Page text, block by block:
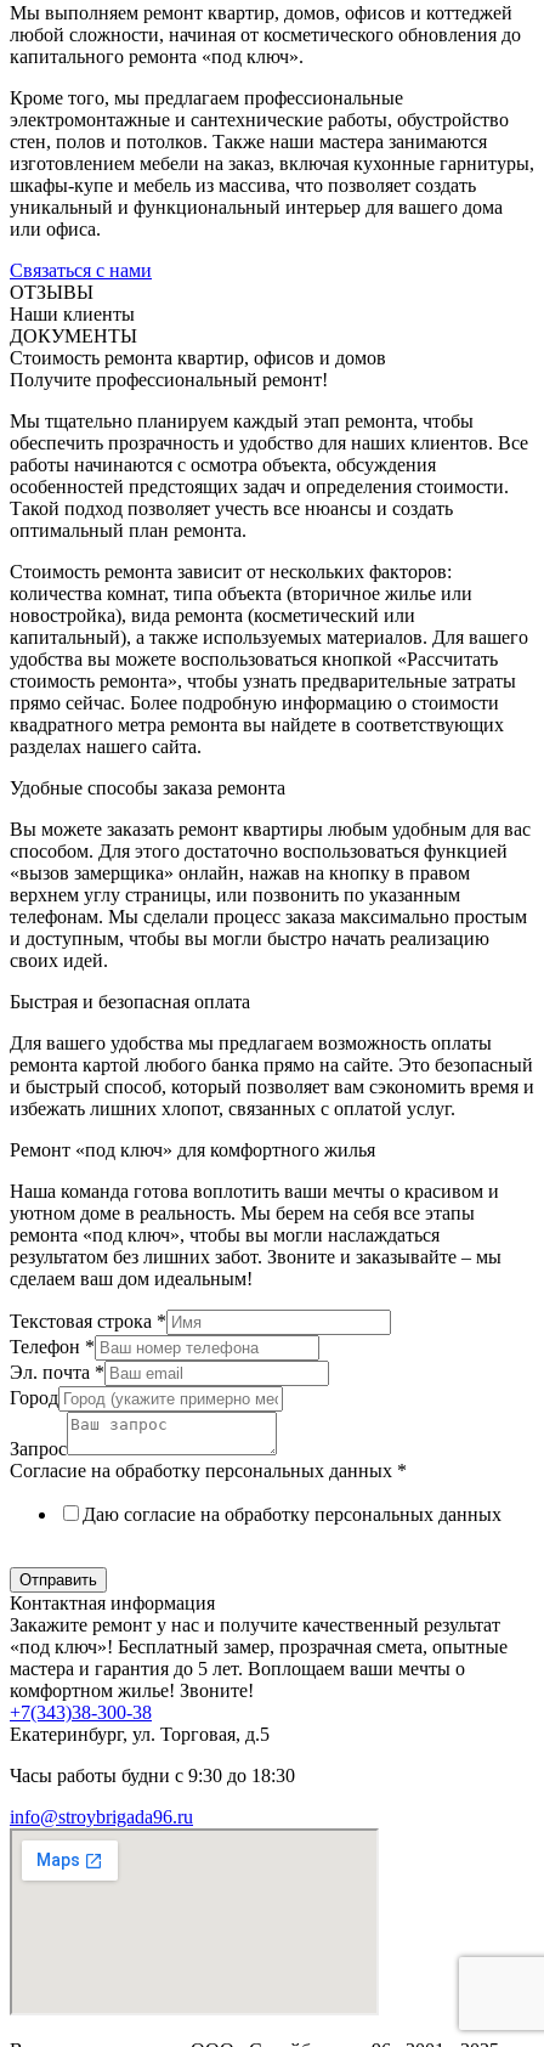
Мы выполняем ремонт квартир, домов, офисов и коттеджей
любой сложности, начиная от косметического обновления до
капитального ремонта «под ключ».
Кроме того, мы предлагаем профессиональные
электромонтажные и сантехнические работы, обустройство
стен, полов и потолков. Также наши мастера занимаются
изготовлением мебели на заказ, включая кухонные гарнитуры,
шкафы-купе и мебель из массива, что позволяет создать
уникальный и функциональный интерьер для вашего дома
или офиса.
Связаться с нами
ОТЗЫВЫ
Наши клиенты
ДОКУМЕНТЫ
Стоимость ремонта квартир, офисов и домов
Получите профессиональный ремонт!
Мы тщательно планируем каждый этап ремонта, чтобы
обеспечить прозрачность и удобство для наших клиентов. Все
работы начинаются с осмотра объекта, обсуждения
особенностей предстоящих задач и определения стоимости.
Такой подход позволяет учесть все нюансы и создать
оптимальный план ремонта.
Стоимость ремонта зависит от нескольких факторов:
количества комнат, типа объекта (вторичное жилье или
новостройка), вида ремонта (косметический или
капитальный), а также используемых материалов. Для вашего
удобства вы можете воспользоваться кнопкой «Рассчитать
стоимость ремонта», чтобы узнать предварительные затраты
прямо сейчас. Более подробную информацию о стоимости
квадратного метра ремонта вы найдете в соответствующих
разделах нашего сайта.
Удобные способы заказа ремонта
Вы можете заказать ремонт квартиры любым удобным для вас
способом. Для этого достаточно воспользоваться функцией
«вызов замерщика» онлайн, нажав на кнопку в правом
верхнем углу страницы, или позвонить по указанным
телефонам. Мы сделали процесс заказа максимально простым
и доступным, чтобы вы могли быстро начать реализацию
своих идей.
Быстрая и безопасная оплата
Для вашего удобства мы предлагаем возможность оплаты
ремонта картой любого банка прямо на сайте. Это безопасный
и быстрый способ, который позволяет вам сэкономить время и
избежать лишних хлопот, связанных с оплатой услуг.
Ремонт «под ключ» для комфортного жилья
Наша команда готова воплотить ваши мечты о красивом и
уютном доме в реальность. Мы берем на себя все этапы
ремонта «под ключ», чтобы вы могли наслаждаться
результатом без лишних забот. Звоните и заказывайте – мы
сделаем ваш дом идеальным!
Текстовая строка *
Телефон *
Эл. почта *
Город
Запрос
Согласие на обработку персональных данных *
Даю согласие на обработку персональных данных
Отправить
Контактная информация
Закажите ремонт у нас и получите качественный результат
«под ключ»! Бесплатный замер, прозрачная смета, опытные
мастера и гарантия до 5 лет. Воплощаем ваши мечты о
комфортном жилье! Звоните!
+7(343)38-300-38
Екатеринбург, ул. Торговая, д.5
Часы работы будни с 9:30 до 18:30
info@stroybrigada96.ru